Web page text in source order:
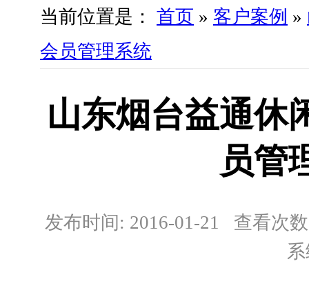
当前位置是： 首页 » 客户案例 »
会员管理系统
山东烟台益通休
员管
发布时间: 2016-01-21 查看次